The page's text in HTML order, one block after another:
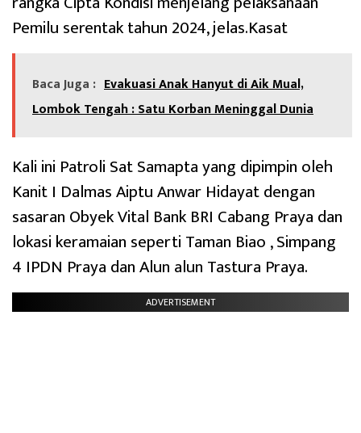
Pemilu serentak tahun 2024, jelas.Kasat
Baca Juga : Evakuasi Anak Hanyut di Aik Mual,
Lombok Tengah : Satu Korban Meninggal Dunia
Kali ini Patroli Sat Samapta yang dipimpin oleh
Kanit I Dalmas Aiptu Anwar Hidayat dengan
sasaran Obyek Vital Bank BRI Cabang Praya dan
lokasi keramaian seperti Taman Biao , Simpang
4 IPDN Praya dan Alun alun Tastura Praya.
ADVERTISEMENT